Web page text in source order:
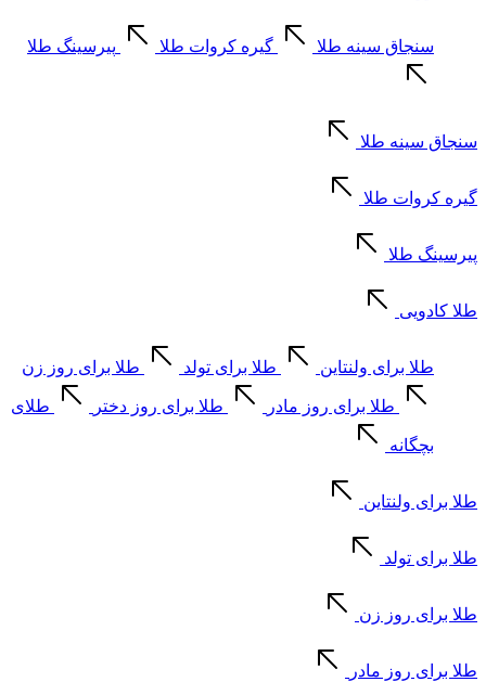
سنجاق سینه طلا گیره کروات طلا پیرسینگ طلا
سنجاق سینه طلا
گیره کروات طلا
پیرسینگ طلا
طلا کادویی
طلا برای ولنتاین طلا برای تولد طلا برای روز زن
طلا برای روز مادر طلا برای روز دختر طلای
بچگانه
طلا برای ولنتاین
طلا برای تولد
طلا برای روز زن
طلا برای روز مادر